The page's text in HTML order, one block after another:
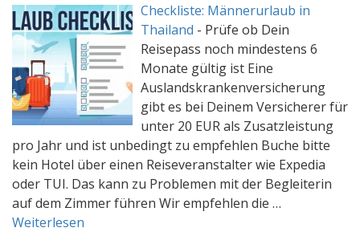
Checkliste: Männerurlaub in
Thailand - Prüfe ob Dein
Reisepass noch mindestens 6
Monate gültig ist Eine
Auslandskrankenversicherung
gibt es bei Deinem Versicherer für
unter 20 EUR als Zusatzleistung
pro Jahr und ist unbedingt zu empfehlen Buche bitte
kein Hotel über einen Reiseveranstalter wie Expedia
oder TUI. Das kann zu Problemen mit der Begleiterin
auf dem Zimmer führen Wir empfehlen die …
Weiterlesen